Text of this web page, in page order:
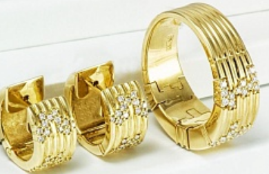
угол между рундистом и гранями павильона. Не
симметрии граней. Если она слабая, это грозит
попаданием световых лучей в бриллиант.
выходят они из камня тоже неправильно.